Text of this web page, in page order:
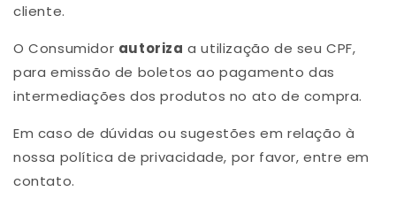
cliente.
O Consumidor autoriza a utilização de seu CPF,
para emissão de boletos ao pagamento das
intermediações dos produtos no ato de compra.
Em caso de dúvidas ou sugestões em relação à
nossa política de privacidade, por favor, entre em
contato.